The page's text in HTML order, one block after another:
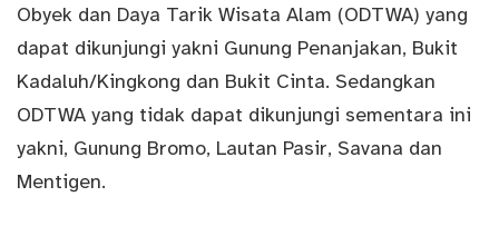
Obyek dan Daya Tarik Wisata Alam (ODTWA) yang
dapat dikunjungi yakni Gunung Penanjakan, Bukit
Kadaluh/Kingkong dan Bukit Cinta. Sedangkan
ODTWA yang tidak dapat dikunjungi sementara ini
yakni, Gunung Bromo, Lautan Pasir, Savana dan
Mentigen.